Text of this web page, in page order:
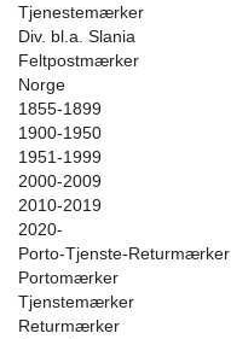
Tjenestemærker
Div. bl.a. Slania
Feltpostmærker
Norge
1855-1899
1900-1950
1951-1999
2000-2009
2010-2019
2020-
Porto-Tjenste-Returmærker
Portomærker
Tjenstemærker
Returmærker